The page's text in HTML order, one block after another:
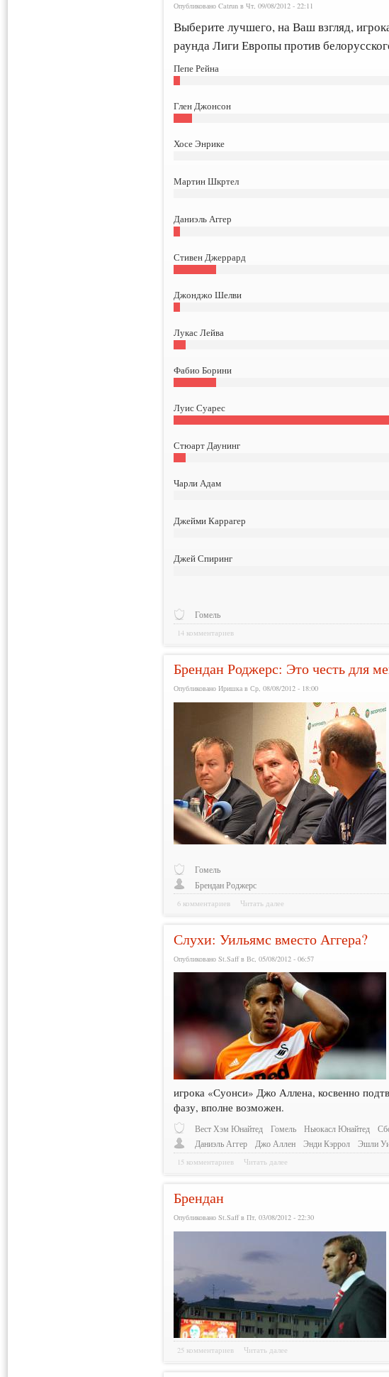
Опубликовано Catrun в Чт, 09/08/2012 - 22:11
Выберите лучшего, на Ваш взгляд,
раунда Лиги Европы против
Пепе Рейна
Глен Джонсон
Хосе Энрике
Мартин Шкртел
Даниэль Аггер
Стивен Джеррард
Джонджо Шелви
Лукас Лейва
Фабио Борини
Луис Суарес
Стюарт Даунинг
Чарли Адам
Джейми Каррагер
Джей Спиринг
Гомель
14 комментариев
Брендан Роджерс: Это честь для
Опубликовано Иришка в Ср, 08/08/2012 - 18:00
Гомель
Брендан Роджерс
6 комментариев Читать далее
Слухи: Уильямс вместо Аггера?
Опубликовано St.Saff в Вс, 05/08/2012 - 06:57
игрока «Суонси» Джо Аллена, косвенно
фазу, вполне возможен.
Вест Хэм Юнайтед Гомель Ньюкасл Юнайтед
Даниэль Аггер
Джо Аллен Энди Кэррол Эшли
15 комментариев Читать далее
Брендан
Опубликовано St.Saff в Пт, 03/08/2012 - 22:30
25 комментариев Читать далее